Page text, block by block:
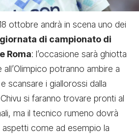
ottobre andrà in scena uno dei
giornata di campionato di
Roma: l’occasione sarà ghiotta
potranno ambire a
scansare i giallorossi dalla
si faranno trovare pronti al
ma il tecnico rumeno dovrà
aspetti come ad esempio la